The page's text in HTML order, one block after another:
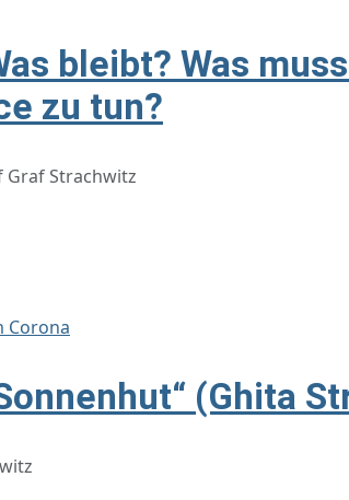
bleibt? Was
zu tun?
Graf Strachwitz
(Ghita